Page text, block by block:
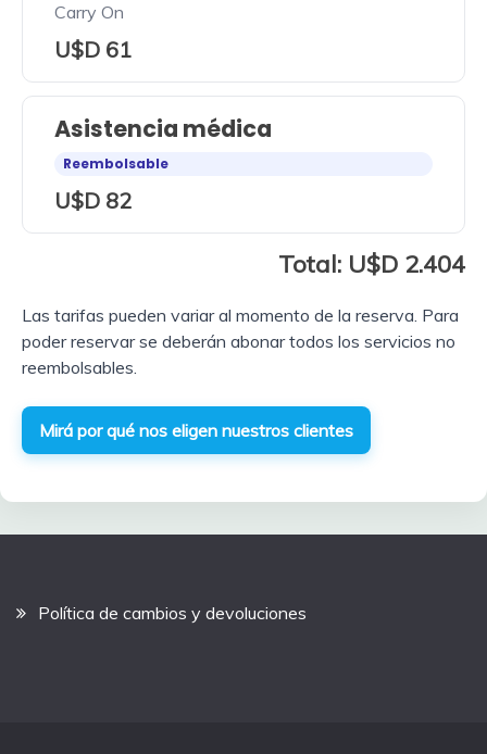
Carry On
U$D 61
Asistencia médica
Reembolsable
U$D 82
Total: U$D 2.404
Las tarifas pueden variar al momento de la reserva. Para
poder reservar se deberán abonar todos los servicios no
reembolsables.
Mirá por qué nos eligen nuestros clientes
Política de cambios y devoluciones